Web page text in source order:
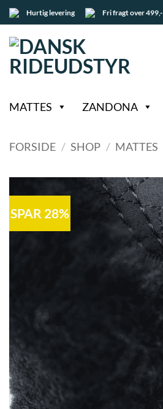
Fortsæt
til
indhold
Hurtig levering Fri fragt over 499,-
MATTES ZANDONA
FORSIDE / SHOP / MATTES
SPAR 28%